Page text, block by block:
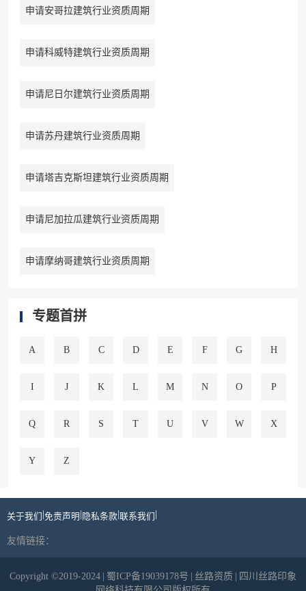
申请安哥拉建筑行业资质周期
申请科威特建筑行业资质周期
申请尼日尔建筑行业资质周期
申请苏丹建筑行业资质周期
申请塔吉克斯坦建筑行业资质周期
申请尼加拉瓜建筑行业资质周期
申请摩纳哥建筑行业资质周期
专题首拼
A B C D E F G H
I J K L M N O P
Q R S T U V W X
Y Z
关于我们 免责声明 隐私条款 联系我们
友情链接：
Copyright ©2019-2024 蜀ICP备19039178号 丝路资质
四川丝路印象